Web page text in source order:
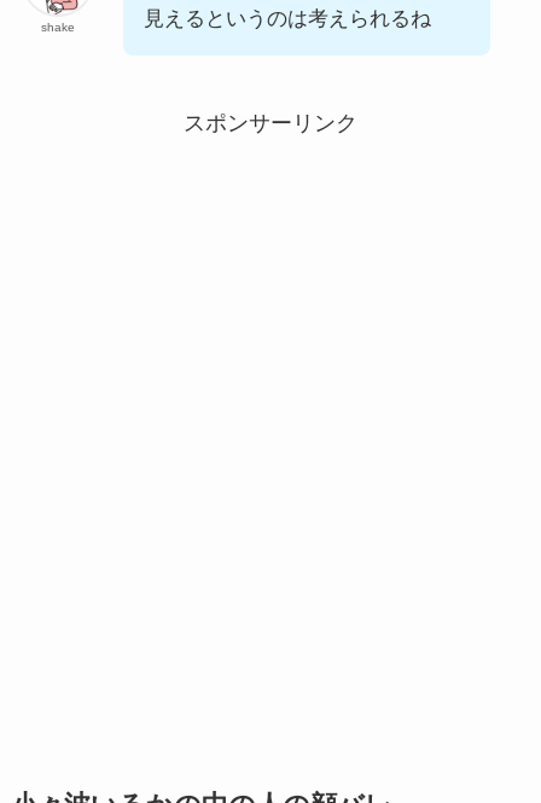
shake
見えるというのは考えられるね
スポンサーリンク